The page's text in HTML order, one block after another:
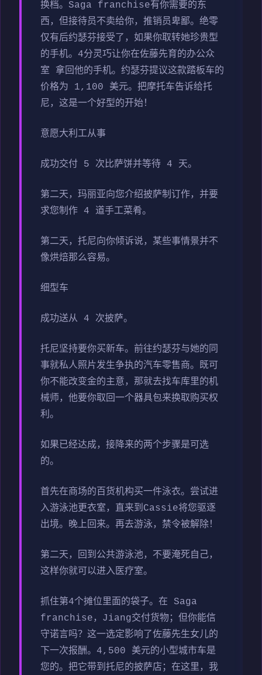
换档。Saga franchise有你需要的东
西，但接待员不卖给你，推销员卑鄙。绝零
仅有后约瑟芬接受了，如果你取转她珍贵型
的手机。4分灵巧让你在佐藤先育的办公众
室 拿回他的手机。约瑟芬提议这款踏板车的
价格为 1,100 美元。把摩托车告诉给托
尼，这是一个好型的开始！
意愿大利工从事
成功交付 5 次比萨饼并等待 4 天。
第二天，玛丽亚向您介绍披萨制订作，并要
求您制作 4 道手工菜肴。
第二天，托尼向你倾诉说，某些事情景并不
像烘焙那么容易。
细型车
成功送从 4 次披萨。
托尼坚持要你买新车。前往约瑟芬与她的同
事就私人照片发生争执的汽车零售商。既可
你不能改变金的主意，那就去找车库里的机
械师，他要你取回一个器具包来换取购买权
利。
如果已经达成，接降来的两个步骤是可选
的。
首先在商场的百货机构买一件泳衣。尝试进
入游泳池更衣室，直来到Cassie将您驱逐
出境。晚上回来。再去游泳，禁令被解除！
第二天，回到公共游泳池，不要淹死自己，
这样你就可以进入医疗室。
抓住第4个摊位里面的袋子。在 Saga
franchise，Jiang交付货物；但你能信
守诺言吗？这一选定影响了佐藤先生女儿的
下一次报酬。4,500 美元的小型城市车是
您的。把它带到托尼的披萨店；在这里，我